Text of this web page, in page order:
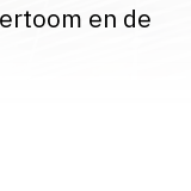
en de